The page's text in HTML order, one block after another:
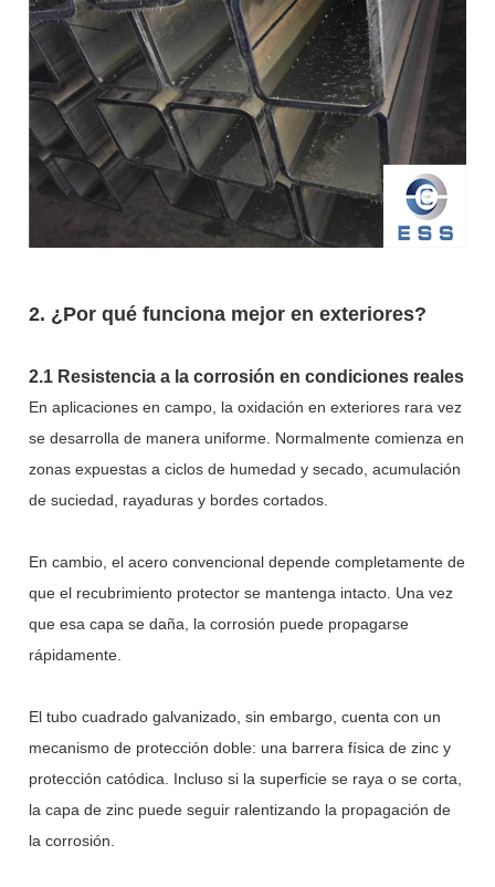
2. ¿Por qué funciona mejor en exteriores?
2.1 Resistencia a la corrosión en condiciones reales
En aplicaciones en campo, la oxidación en exteriores rara vez
se desarrolla de manera uniforme. Normalmente comienza en
zonas expuestas a ciclos de humedad y secado, acumulación
de suciedad, rayaduras y bordes cortados.
En cambio, el acero convencional depende completamente de
que el recubrimiento protector se mantenga intacto. Una vez
que esa capa se daña, la corrosión puede propagarse
rápidamente.
El tubo cuadrado galvanizado, sin embargo, cuenta con un
mecanismo de protección doble: una barrera física de zinc y
protección catódica. Incluso si la superficie se raya o se corta,
la capa de zinc puede seguir ralentizando la propagación de
la corrosión.